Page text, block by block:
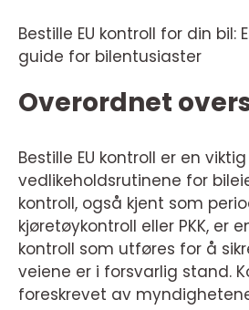
Bestille EU kontroll for din bil:
guide for bilentusiaster
Overordnet
Bestille EU kontroll er en
vedlikeholdsrutinene for
kontroll, også kjent som
kjøretøykontroll eller PKK, er
kontroll som utføres for å
veiene er i forsvarlig stand.
foreskrevet av